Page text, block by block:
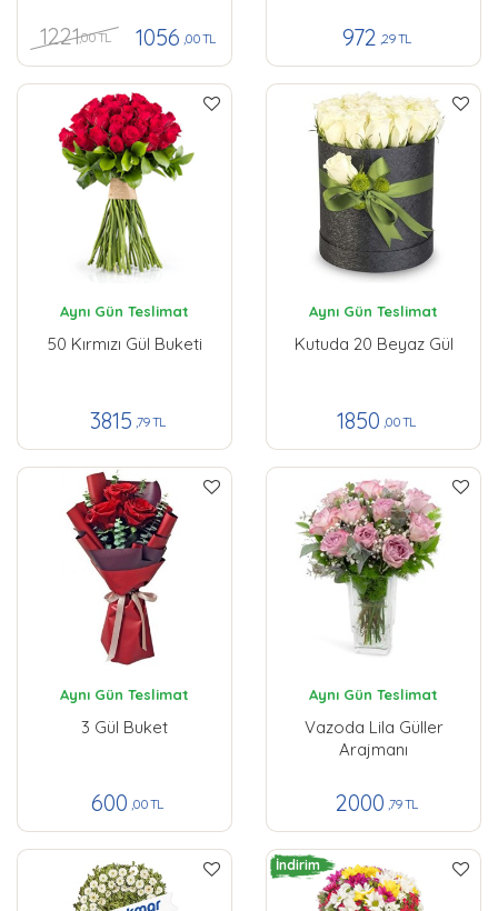
1221,00 TL 1056 ,00 TL 972 ,29 TL
Aynı Gün Teslimat
50 Kırmızı Gül Buketi
3815 ,79 TL
Aynı Gün Teslimat
Kutuda 20 Beyaz Gül
1850 ,00 TL
Aynı Gün Teslimat
3 Gül Buket
600 ,00 TL
Aynı Gün Teslimat
Vazoda Lila Güller
Arajmanı
2000 ,79 TL
İndirim